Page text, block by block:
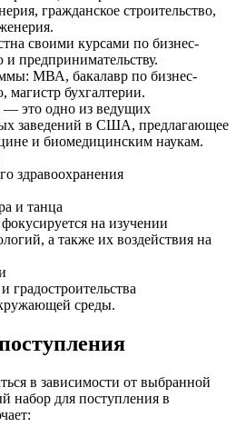
гражданское строительство,
своими курсами по бизнес-
предпринимательству.
МВА, бакалавр по бизнес-
бухгалтерии.
это одно из ведущих
заведений в США, предлагающее
и биомедицинским наукам.
здравоохранения
и танца
на изучении
а также их воздействия на
градостроительства
среды.
в зависимости от выбранной
набор для поступления в